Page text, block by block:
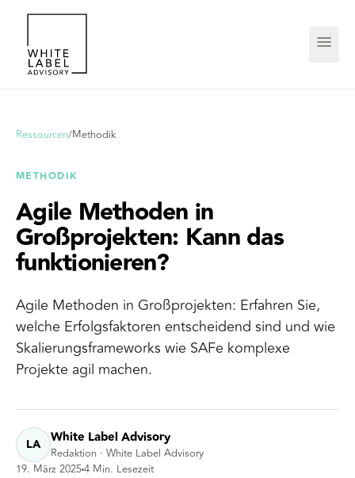
Ressourcen/Methodik
METHODIK
Agile Methoden in
Großprojekten: Kann das
funktionieren?
Agile Methoden in Großprojekten: Erfahren Sie,
welche Erfolgsfaktoren entscheidend sind und wie
Skalierungsframeworks wie SAFe komplexe
Projekte agil machen.
LA White Label Advisory
Redaktion · White Label Advisory
19. März 20254 Min. Lesezeit